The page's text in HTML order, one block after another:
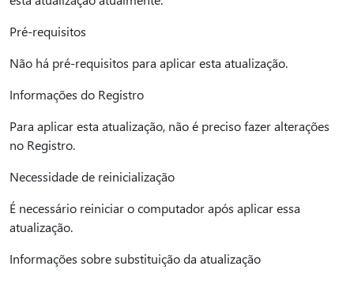
Pré-requisitos
Não há pré-requisitos para aplicar esta atualização.
Informações do Registro
Para aplicar esta atualização, não é preciso fazer alterações
no Registro.
Necessidade de reinicialização
É necessário reiniciar o computador após aplicar essa
atualização.
Informações sobre substituição da atualização